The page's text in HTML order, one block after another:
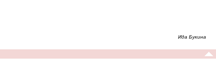
Ида Букина